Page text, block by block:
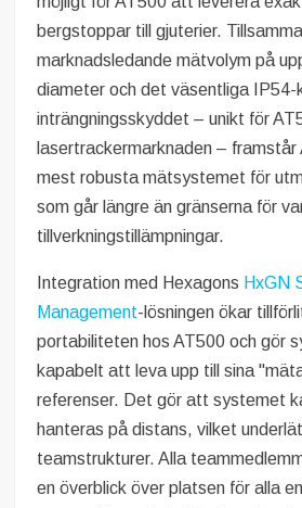
bergstoppar till gjuterier.
marknadsledande mätvolym på
diameter och det väsentliga IP54-
inträngningsskyddet – unikt för
lasertrackermarknaden –
mest robusta mätsystemet för
som går längre än gränserna för
tillverkningstillämpningar.
Integration med Hexagons HxGN
Management-lösningen ökar
portabiliteten hos AT500 och gör
kapabelt att leva upp till sina
referenser. Det gör att systemet
hanteras på distans, vilket
teamstrukturer. Alla
en överblick över platsen för alla